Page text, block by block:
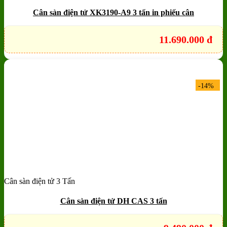
Cân sàn điện tử XK3190-A9 3 tấn in phiếu cân
11.690.000 đ
-14%
Add to wishlist
Cân sàn điện tử 3 Tấn
Cân sàn điện tử DH CAS 3 tấn